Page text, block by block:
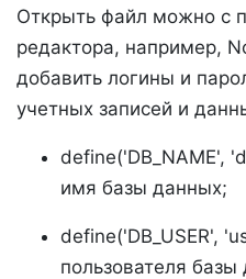
Открыть файл можно с
редактора, например,
добавить логины и
учетных записей и
define('DB_NAME',
имя базы данных;
define('DB_USER',
пользователя базы